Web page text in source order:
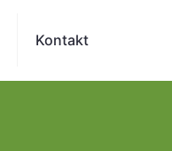
Kontakt